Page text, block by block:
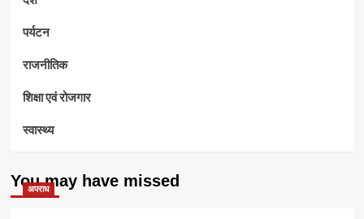
पर्यटन
राजनीतिक
शिक्षा एवं रोजगार
स्वास्थ्य
You may have missed
अपराध